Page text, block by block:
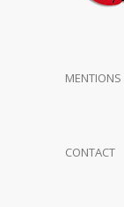
MENTIONS
CONTACT